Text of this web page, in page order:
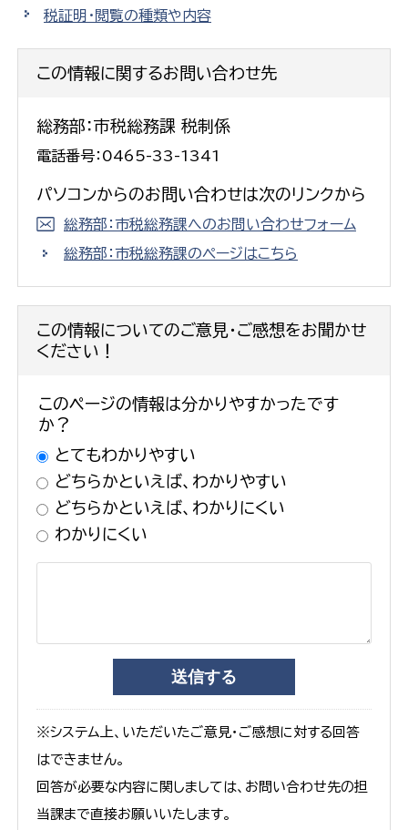
税証明・閲覧の種類や内容
この情報に関するお問い合わせ先
総務部：市税総務課 税制係
電話番号：0465-33-1341
パソコンからのお問い合わせは次のリンクから
総務部：市税総務課へのお問い合わせフォーム
総務部：市税総務課のページはこちら
この情報についてのご意見・ご感想をお聞かせ
ください！
このページの情報は分かりやすかったです
か？
とてもわかりやすい
どちらかといえば、わかりやすい
どちらかといえば、わかりにくい
わかりにくい
※システム上、いただいたご意見・ご感想に対する回答
はできません。
回答が必要な内容に関しましては、お問い合わせ先の担
当課まで直接お願いいたします。